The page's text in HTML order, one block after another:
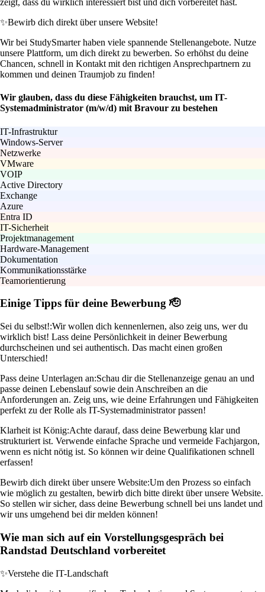
zeigt, dass du wirklich interessiert bist und dich vorbereitet hast.
✨Bewirb dich direkt über unsere Website!
Wir bei StudySmarter haben viele spannende Stellenangebote. Nutze
unsere Plattform, um dich direkt zu bewerben. So erhöhst du deine
Chancen, schnell in Kontakt mit den richtigen Ansprechpartnern zu
kommen und deinen Traumjob zu finden!
Wir glauben, dass du diese Fähigkeiten brauchst, um IT-
Systemadministrator (m/w/d) mit Bravour zu bestehen
IT-Infrastruktur
Windows-Server
Netzwerke
VMware
VOIP
Active Directory
Exchange
Azure
Entra ID
IT-Sicherheit
Projektmanagement
Hardware-Management
Dokumentation
Kommunikationsstärke
Teamorientierung
Einige Tipps für deine Bewerbung 🫡
Sei du selbst!:Wir wollen dich kennenlernen, also zeig uns, wer du
wirklich bist! Lass deine Persönlichkeit in deiner Bewerbung
durchscheinen und sei authentisch. Das macht einen großen
Unterschied!
Pass deine Unterlagen an:Schau dir die Stellenanzeige genau an und
passe deinen Lebenslauf sowie dein Anschreiben an die
Anforderungen an. Zeig uns, wie deine Erfahrungen und Fähigkeiten
perfekt zu der Rolle als IT-Systemadministrator passen!
Klarheit ist König:Achte darauf, dass deine Bewerbung klar und
strukturiert ist. Verwende einfache Sprache und vermeide Fachjargon,
wenn es nicht nötig ist. So können wir deine Qualifikationen schnell
erfassen!
Bewirb dich direkt über unsere Website:Um den Prozess so einfach
wie möglich zu gestalten, bewirb dich bitte direkt über unsere Website.
So stellen wir sicher, dass deine Bewerbung schnell bei uns landet und
wir uns umgehend bei dir melden können!
Wie man sich auf ein Vorstellungsgespräch bei
Randstad Deutschland vorbereitet
✨Verstehe die IT-Landschaft